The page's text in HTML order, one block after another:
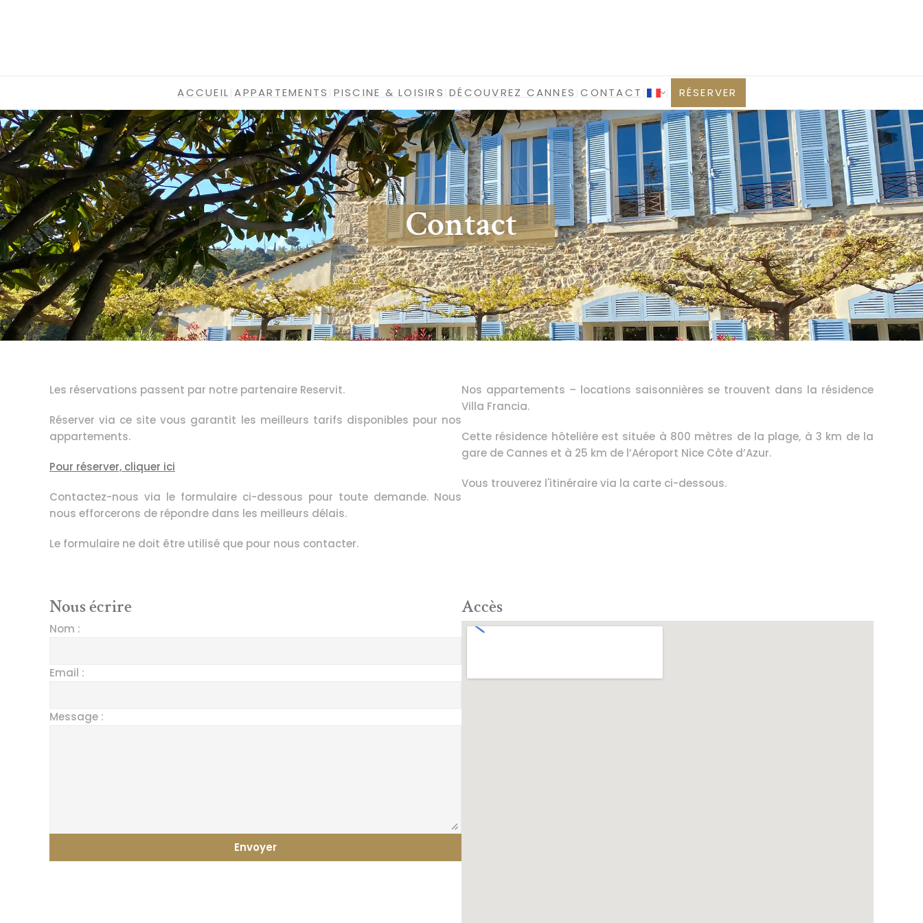
ACCUEIL |APPARTEMENTS PISCINE & LOISIRS |DÉCOUVREZ CANNES |CONTACT | RÉSERVER
Contact
Les réservations passent par notre partenaire Reservit.
Réserver via ce site vous garantit les meilleurs tarifs disponibles pour nos
appartements.
Pour réserver, cliquer ici
Contactez-nous via le formulaire ci-dessous pour toute demande. Nous
nous efforcerons de répondre dans les meilleurs délais.
Le formulaire ne doit être utilisé que pour nous contacter.
Nos appartements – locations saisonnières se trouvent dans la résidence
Villa Francia.
Cette résidence hôtelière est située à 800 mètres de la plage, à 3 km de la
gare de Cannes et à 25 km de l’Aéroport Nice Côte d’Azur.
Vous trouverez l'itinéraire via la carte ci-dessous.
Nous écrire
Nom :
Email :
Message :
Envoyer
Accès